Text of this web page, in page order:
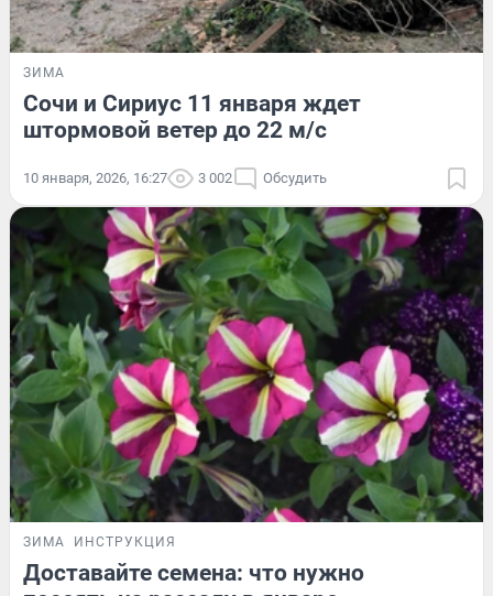
ЗИМА
Сочи и Сириус 11 января ждет
штормовой ветер до 22 м/с
10 января, 2026, 16:27 3 002 Обсудить
ЗИМА ИНСТРУКЦИЯ
Доставайте семена: что нужно